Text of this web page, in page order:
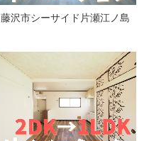
藤沢市シーサイド片瀬江ノ島